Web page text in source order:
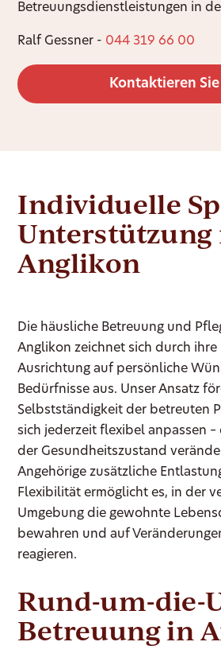
Betreuungsdienstleistungen in
Ralf Gessner - 044 319 66 00
Kontaktieren Sie
Individuelle
Unterstützung
Anglikon
Die häusliche Betreuung und
Anglikon zeichnet sich durch
Ausrichtung auf persönliche
Bedürfnisse aus. Unser Ansatz
Selbstständigkeit der betreuten
sich jederzeit flexibel anpassen –
der Gesundheitszustand
Angehörige zusätzliche
Flexibilität ermöglicht es, in der
Umgebung die gewohnte
bewahren und auf
reagieren.
Rund-um-die-
Betreuung in